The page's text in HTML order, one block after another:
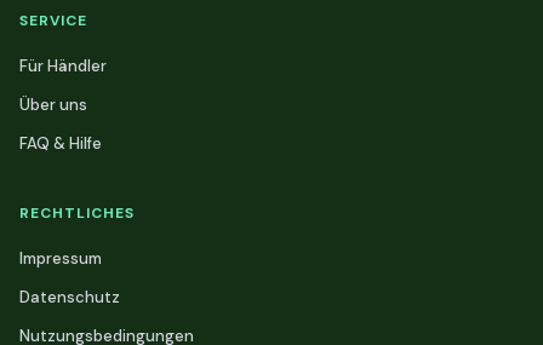
SERVICE
Für Händler
Über uns
FAQ & Hilfe
RECHTLICHES
Impressum
Datenschutz
Nutzungsbedingungen